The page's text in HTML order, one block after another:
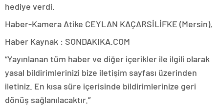
hediye verdi.
Haber-Kamera Atike CEYLAN KAÇARSİLİFKE (Mersin),
Haber Kaynak : SONDAKIKA.COM
“Yayınlanan tüm haber ve diğer içerikler ile ilgili olarak
yasal bildirimlerinizi bize iletişim sayfası üzerinden
iletiniz. En kısa süre içerisinde bildirimlerinize geri
dönüş sağlanılacaktır.”